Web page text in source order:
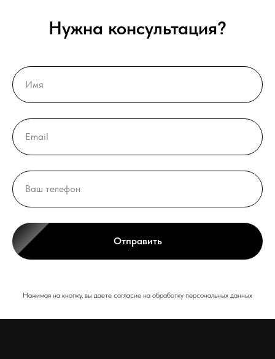
Нужна консультация?
Отправить
Нажимая на кнопку, вы даете согласие на обработку персональных данных